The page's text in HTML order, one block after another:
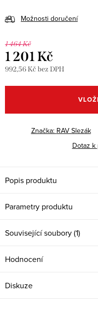
Možnosti doručení
1 464 Kč
1 201 Kč
992,56 Kč bez DPH
cena:
Značka: RAV Slezák
Dotaz
Popis produktu
Parametry produktu
Související soubory (1)
Hodnocení
Diskuze